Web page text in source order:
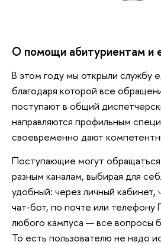
О помощи абитуриентам и
В этом году мы открыли службу
благодаря которой все
поступают в общий
направляются профильным
своевременно дают
Поступающие могут
разным каналам, выбирая для
удобный: через личный кабинет,
чат-бот, по почте или
любого кампуса — все вопросы
То есть пользователю не надо